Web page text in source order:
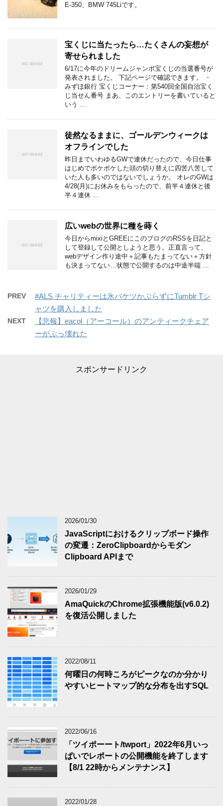
E-350、BMW 745Liです。
宝くじに当たったら…たくさんの妄想が
寄せられました
6/17に今年のドリームジャンボ宝くじの当選番号が
発表されました。 下記ページで確認できます。 ・
みずほ銀行 宝くじコーナー：第540回全国自治宝く
じ当せん番号 まあ、このエントリーを書いていると
いう …
徒然なるままに、ゴールデンウィークは
オフラインでした
昨日までいわゆるGWで連休だったので、今日仕事
はじめでボケボケした頭の切り替えに四苦八苦して
いた人も多いのではないでしょうか。 オレのGWは
4/28(月)にお休みをもらったので、前半４連休と後
半４連休 …
広いwebの世界に種を蒔く
今日からmixiとGREEにこのブログのRSSを日記と
して登録して公開としようと思う。正直言って、
webデザイン作り途中＋記事もたまってない＋方針
も決まってない…状態で公開するのは中途半端 …
PREV
#ALS チャリティーは氷バケツかぶらずにTumblr Tシ
ャツを購入しました
NEXT
【悲報】eacol（アーコール）のアンティークチェア
ーがぶっ壊れた
スポンサードリンク
2026/01/30
JavaScriptにおけるクリップボード操作
の変遷：ZeroClipboardからモダン
Clipboard APIまで
2026/01/29
AmaQuickのChrome拡張機能版(v6.0.2)
を復活公開しました
2022/08/11
何曜日の何時ころがピークなのか分かり
やすいヒートマップ的な分布を出すSQL
2022/06/16
「ツイポーート/twport」2022年6月いっ
ぱいでレポートの公開機能を終了します
【8/1 22時からメンテナンス】
2022/01/28